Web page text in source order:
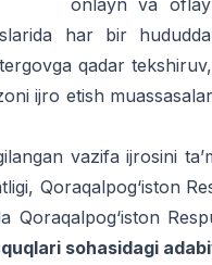
har bir
qadar
ijro etish
vazifa ijrosini
Qoraqalpog‘iston
Qoraqalpog‘iston
sohasidagi